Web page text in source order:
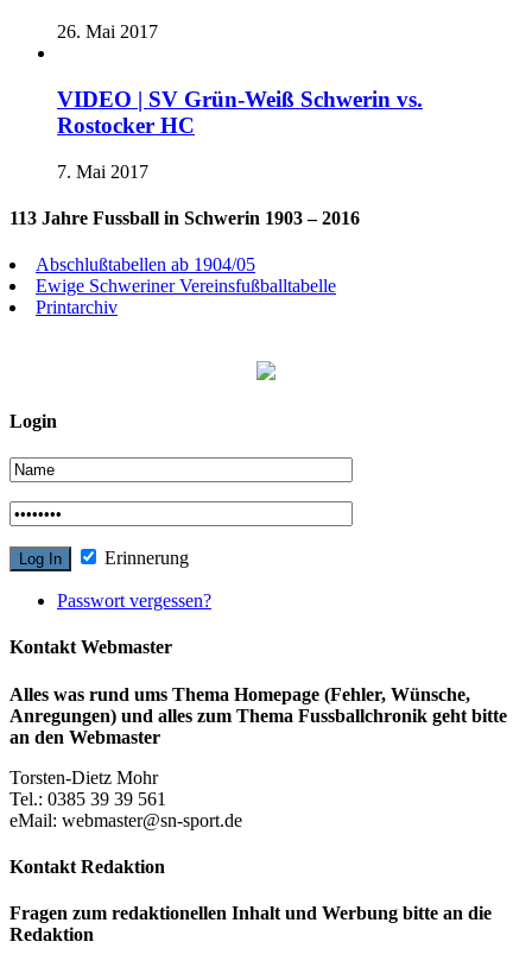
26. Mai 2017
VIDEO | SV Grün-Weiß Schwerin vs.
Rostocker HC
7. Mai 2017
113 Jahre Fussball in Schwerin 1903 – 2016
Abschlußtabellen ab 1904/05
Ewige Schweriner Vereinsfußballtabelle
Printarchiv
Login
Erinnerung
Passwort vergessen?
Kontakt Webmaster
Alles was rund ums Thema Homepage (Fehler, Wünsche,
Anregungen) und alles zum Thema Fussballchronik geht bitte
an den Webmaster
Torsten-Dietz Mohr
Tel.: 0385 39 39 561
eMail: webmaster@sn-sport.de
Kontakt Redaktion
Fragen zum redaktionellen Inhalt und Werbung bitte an die
Redaktion